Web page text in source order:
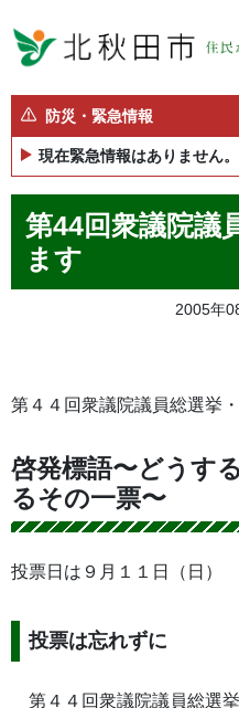
防災・緊急情報
現在緊急情報はありません。
第44回衆議院議
ます
2005年
第４４回衆議院議員総選挙
啓発標語〜どうす
るその一票〜
投票日は９月１１日（日）
投票は忘れずに
第４４回衆議院議員総選